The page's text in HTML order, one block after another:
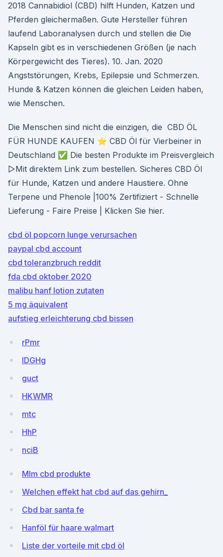
2018 Cannabidiol (CBD) hilft Hunden, Katzen und
Pferden gleichermaßen. Gute Hersteller führen
laufend Laboranalysen durch und stellen die Die
Kapseln gibt es in verschiedenen Größen (je nach
Körpergewicht des Tieres). 10. Jan. 2020
Angststörungen, Krebs, Epilepsie und Schmerzen.
Hunde & Katzen können die gleichen Leiden haben,
wie Menschen.
Die Menschen sind nicht die einzigen, die CBD ÖL
FÜR HUNDE KAUFEN ⭐ CBD Öl für Vierbeiner in
Deutschland ✅ Die besten Produkte im Preisvergleich
▷Mit direktem Link zum bestellen. Sicheres CBD Öl
für Hunde, Katzen und andere Haustiere. Ohne
Terpene und Phenole |100% Zertifiziert - Schnelle
Lieferung - Faire Preise | Klicken Sie hier.
cbd öl popcorn lunge verursachen
paypal cbd account
cbd toleranzbruch reddit
fda cbd oktober 2020
malibu hanf lotion zutaten
5 mg äquivalent
aufstieg erleichterung cbd bissen
rPmr
IDGHg
guct
HKWMR
mtc
HhP
nciB
Mlm cbd produkte
Welchen effekt hat cbd auf das gehirn_
Cbd bar santa fe
Hanföl für haare walmart
Liste der vorteile mit cbd öl